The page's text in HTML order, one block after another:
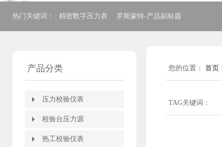
热门关键词： 精密数字压力表 罗斯蒙特-产品副标题
产品分类
压力校验仪表
压力校验仪表
压力自动校验装置
全自动压力校验台
压力校验仪
箱式压力校验仪
电动压力校验仪
便携式多功能校验仪
智能压力模块
精密数字压力计
精密数字压力表
HART375手操器
HART475手操器
校验台压力源
校验台压力源
全自动压力控制台
电动压力校验台
压力校验台
便携式压力泵
轻便微压压力泵
手持式压力泵
电动压力源
手动压力源
氧气表压力表两用校器
手操压力泵
压力表转换接头
压力泵附件
热工校验仪表
热工校验仪表
您的位置： 首页
TAG关键词：